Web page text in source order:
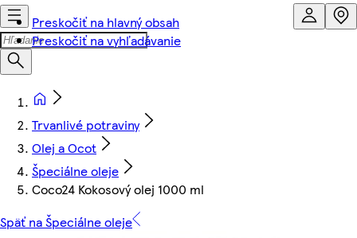
Preskočiť na hlavný obsah
Preskočiť na vyhľadávanie
Trvanlivé potraviny
Olej a Ocot
Špeciálne oleje
Coco24 Kokosový olej 1000 ml
Späť na Špeciálne oleje